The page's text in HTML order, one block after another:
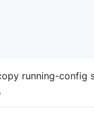
running-